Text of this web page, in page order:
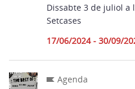
Dissabte 3 de juliol a
Setcases
17/06/2024 - 30/09/
Agenda